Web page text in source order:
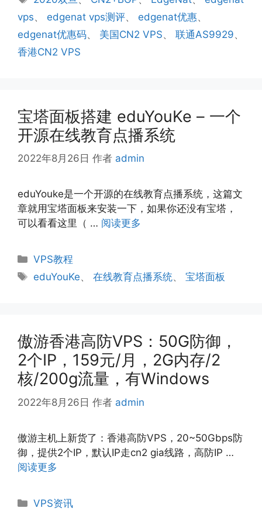
vps、 edgenat vps测评、 edgenat优惠、
edgenat优惠码、 美国CN2 VPS、 联通AS9929、
香港CN2 VPS
宝塔面板搭建 eduYouKe – 一个
开源在线教育点播系统
2022年8月26日 作者 admin
eduYouke是一个开源的在线教育点播系统，这篇文
章就用宝塔面板来安装一下，如果你还没有宝塔，
可以看看这里（ … 阅读更多
分
类
VPS教程
标
eduYouKe、在线教育点播系统、宝塔面板
傲游香港高防VPS：50G防御，
2个IP，159元/月，2G内存/2
核/200g流量，有Windows
2022年8月26日 作者 admin
傲游主机上新货了：香港高防VPS，20~50Gbps防
御，提供2个IP，默认IP走cn2 gia线路，高防IP …
阅读更多
分
VPS资讯